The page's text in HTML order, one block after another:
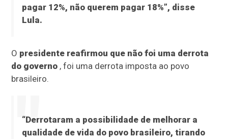
pagar 12%, não querem pagar 18%”, disse
Lula.
O presidente reafirmou que não foi uma derrota
do governo , foi uma derrota imposta ao povo
brasileiro.
“Derrotaram a possibilidade de melhorar a
qualidade de vida do povo brasileiro, tirando